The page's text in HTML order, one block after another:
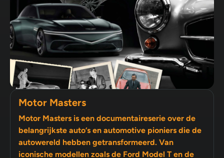
Motor Masters
Motor Masters is een documentaireserie over de
belangrijkste auto’s en automotive pioniers die de
autowereld hebben getransformeerd. Van
iconische modellen zoals de Ford Model T en de